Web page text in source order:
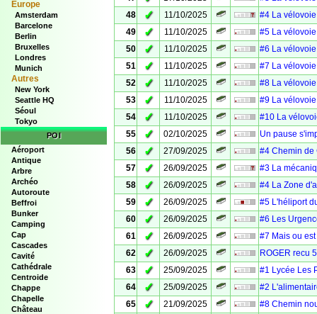
Europe
Amsterdam
Barcelone
Berlin
Bruxelles
Londres
Munich
Autres
New York
Seattle HQ
Séoul
Tokyo
POI
Aéroport
Antique
Arbre
Archéo
Autoroute
Beffroi
Bunker
Camping
Cap
Cascades
Cavité
Cathédrale
Centroide
Chappe
Chapelle
Château
48
✓ 11/10/2025
#4 La
49
✓ 11/10/2025
#5 La
50
✓ 11/10/2025
#6 La
51
✓ 11/10/2025
#7 La
52
✓ 11/10/2025
#8 La
53
✓ 11/10/2025
#9 La
54
✓ 11/10/2025
#10 La
55
✓ 02/10/2025
Un pause
56
✓ 27/09/2025
#4 Chemin de
57
✓ 26/09/2025
#3 La
58
✓ 26/09/2025
#4 La Zone
59
✓ 26/09/2025
#5 L'héliport
60
✓ 26/09/2025
#6 Les
61
✓ 26/09/2025
#7 Mais ou
62
✓ 26/09/2025
ROGER recu
63
✓ 25/09/2025
#1 Lycée Les
64
✓ 25/09/2025
#2
65
✓ 21/09/2025
#8 Chemin